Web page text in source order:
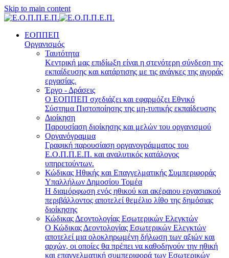
Skip to main content
ΕΟΠΠΕΠ
Οργανισμός
Ταυτότητα
Κεντρική μας επιδίωξη είναι η στενότερη σύνδεση της
εκπαίδευσης και κατάρτισης με τις ανάγκες της αγοράς
εργασίας.
Έργο - Δράσεις
Ο ΕΟΠΠΕΠ σχεδιάζει και εφαρμόζει Eθνικό
Σύστημα Πιστοποίησης της μη-τυπικής εκπαίδευσης
Διοίκηση
Παρουσίαση διοίκησης και μελών του οργανισμού
Οργανόγραμμα
Γραφική παρουσίαση οργανογράμματος του
Ε.Ο.Π.Π.Ε.Π. και αναλυτικός κατάλογος
υπηρετούντων.
Κώδικας Ηθικής και Επαγγελματικής Συμπεριφοράς
Υπαλλήλων Δημοσίου Τομέα
Η διαμόρφωση ενός ηθικού και ακέραιου εργασιακού
περιβάλλοντος αποτελεί θεμέλιο λίθο της δημόσιας
διοίκησης
Κώδικας Δεοντολογίας Εσωτερικών Ελεγκτών
Ο Κώδικας Δεοντολογίας Εσωτερικών Ελεγκτών
αποτελεί μια ολοκληρωμένη δήλωση των αξιών και
αρχών, οι οποίες θα πρέπει να καθοδηγούν την ηθική
και επαγγελματική συμπεριφορά των Εσωτερικών